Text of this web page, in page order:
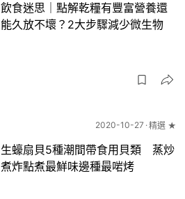
飲食迷思｜點解乾糧有豐富營養還
能久放不壞？2大步驟減少微生物
2020-10-27 精選 ★
生蠔扇貝5種潮間帶食用貝類 蒸炒
煮炸點煮最鮮味邊種最啱烤